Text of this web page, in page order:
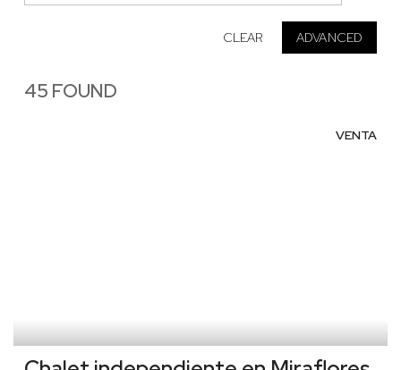
CLEAR ADVANCED
45 FOUND
VENTA